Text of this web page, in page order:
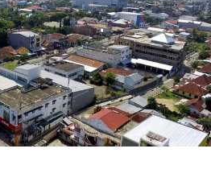
dalam kunjungan
keindahan dan pengelolaan
Botubarani. Mereka menilai
di Gorontalo layak
melalui kolaborasi lintas
menjadi bagian dari upaya
legislatif serta
strategi pengelolaan
berdampak langsung pada